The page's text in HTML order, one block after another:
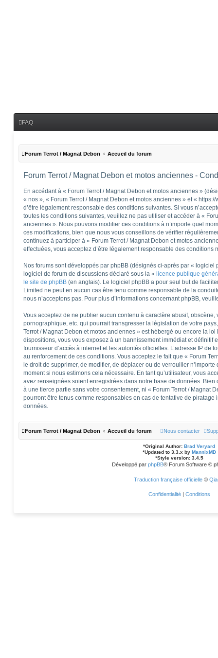
FAQ
Forum Terrot / Magnat Debon Accueil du forum
Forum Terrot / Magnat Debon et motos anciennes -
En accédant à « Forum Terrot / Magnat Debon et motos anciennes »
« nos », « Forum Terrot / Magnat Debon et motos anciennes » et «
d’être légalement responsable des conditions suivantes. Si vous
toutes les conditions suivantes, veuillez ne pas utiliser et accéder à «
anciennes ». Nous pouvons modifier ces conditions à n’importe quel
ces modifications, bien que nous vous conseillons de vérifier
continuez à participer à « Forum Terrot / Magnat Debon et motos
effectuées, vous acceptez d’être légalement responsable des conditions
Nos forums sont développés par phpBB (désignés ci-après par « logiciel
logiciel de forum de discussions déclaré sous la « licence publique
le site de phpBB (en anglais). Le logiciel phpBB a pour seul but de
Limited ne peut en aucun cas être tenu comme responsable de la
nous n’acceptons pas. Pour plus d’informations concernant phpBB,
Vous acceptez de ne publier aucun contenu à caractère abusif,
pornographique, etc. qui pourrait transgresser la législation de votre
Terrot / Magnat Debon et motos anciennes » est hébergé ou encore la
dispositions, vous vous exposez à un bannissement immédiat et définitif
fournisseur d’accès à internet et les autorités officielles. L’adresse IP de
au renforcement de ces conditions. Vous acceptez le fait que « Forum
le droit de supprimer, de modifier, de déplacer ou de verrouiller
moment si nous estimons cela nécessaire. En tant qu’utilisateur, vous
avez renseignées soient enregistrées dans notre base de données.
à une tierce partie sans votre consentement, ni « Forum Terrot / Magnat
pourront être tenus comme responsables en cas de tentative de piratage
données.
Forum Terrot / Magnat Debon Accueil du forum Nous contacter
*Original Author: Brad Veryard
*Updated to 3.3.x by MannixMD
*Style version: 3.4.5
Développé par phpBB® Forum Software ©
Traduction française officielle©
Confidentialité | Conditions